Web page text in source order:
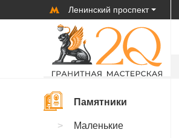
Ленинский проспект
Памятники
Маленькие